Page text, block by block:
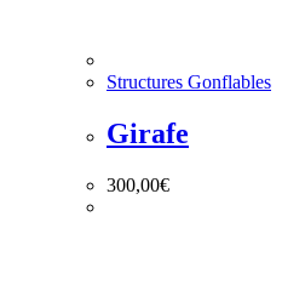
Structures Gonflables
Girafe
300,00€